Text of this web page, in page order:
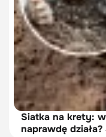
Siatka na krety:
naprawdę